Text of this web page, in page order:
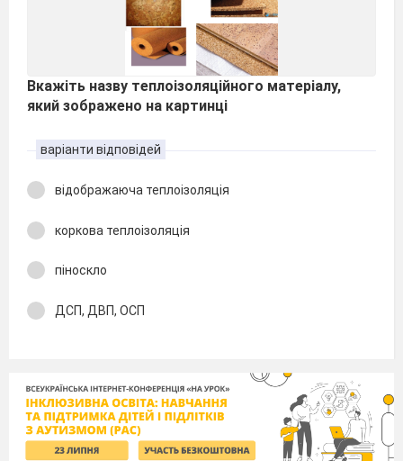
Вкажіть назву теплоізоляційного матеріалу,
який зображено на картинці
варіанти відповідей
відображаюча теплоізоляція
коркова теплоізоляція
піноскло
ДСП, ДВП, ОСП